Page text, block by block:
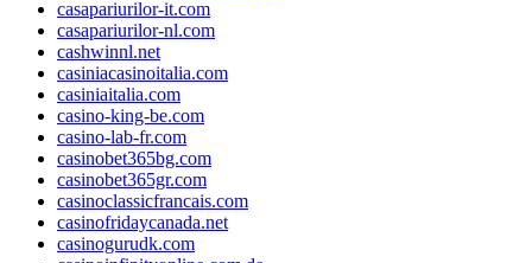
casapariurilor-it.com
casapariurilor-nl.com
cashwinnl.net
casiniacasinoitalia.com
casiniaitalia.com
casino-king-be.com
casino-lab-fr.com
casinobet365bg.com
casinobet365gr.com
casinoclassicfrancais.com
casinofridaycanada.net
casinogurudk.com